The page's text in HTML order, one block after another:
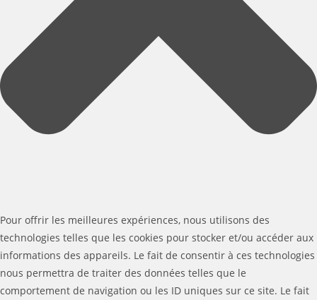
Pour offrir les meilleures expériences, nous utilisons des
technologies telles que les cookies pour stocker et/ou accéder aux
informations des appareils. Le fait de consentir à ces technologies
nous permettra de traiter des données telles que le
comportement de navigation ou les ID uniques sur ce site. Le fait